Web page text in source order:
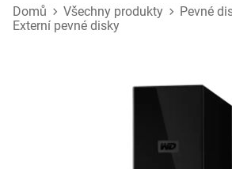
Technické údaje
Domů Všechny produkty
Pevné
Externí pevné disky